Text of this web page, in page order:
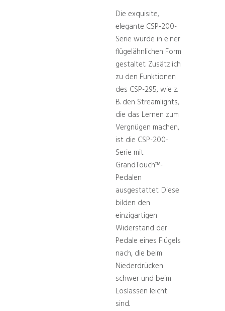
Die exquisite,
elegante CSP-200-
Serie wurde in einer
flügelähnlichen Form
gestaltet. Zusätzlich
zu den Funktionen
des CSP-295, wie z.
B. den Streamlights,
die das Lernen zum
Vergnügen machen,
ist die CSP-200-
Serie mit
GrandTouch™-
Pedalen
ausgestattet. Diese
bilden den
einzigartigen
Widerstand der
Pedale eines Flügels
nach, die beim
Niederdrücken
schwer und beim
Loslassen leicht
sind.